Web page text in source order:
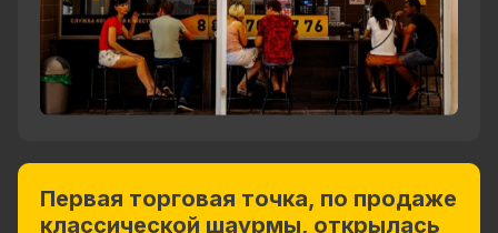
Первая торговая точка, по продаже
классической шаурмы, открылась